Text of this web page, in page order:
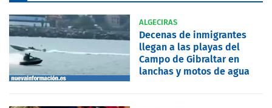
ALGECIRAS
Decenas de inmigrantes
llegan a las playas del
Campo de Gibraltar en
lanchas y motos de agua